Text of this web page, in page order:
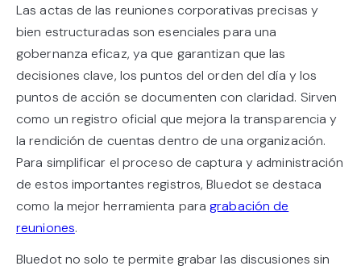
Las actas de las reuniones corporativas precisas y
bien estructuradas son esenciales para una
gobernanza eficaz, ya que garantizan que las
decisiones clave, los puntos del orden del día y los
puntos de acción se documenten con claridad. Sirven
como un registro oficial que mejora la transparencia y
la rendición de cuentas dentro de una organización.
Para simplificar el proceso de captura y administración
de estos importantes registros, Bluedot se destaca
como la mejor herramienta paragrabación de
reuniones.
Bluedot no solo te permite grabar las discusiones sin